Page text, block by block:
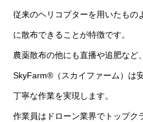
従来のヘリコプターを用いたもの
に散布できることが特徴です。
農薬散布の他にも直播や追肥など
SkyFarm®（スカイファーム）は
丁寧な作業を実現します。
作業員はドローン業界でトップク